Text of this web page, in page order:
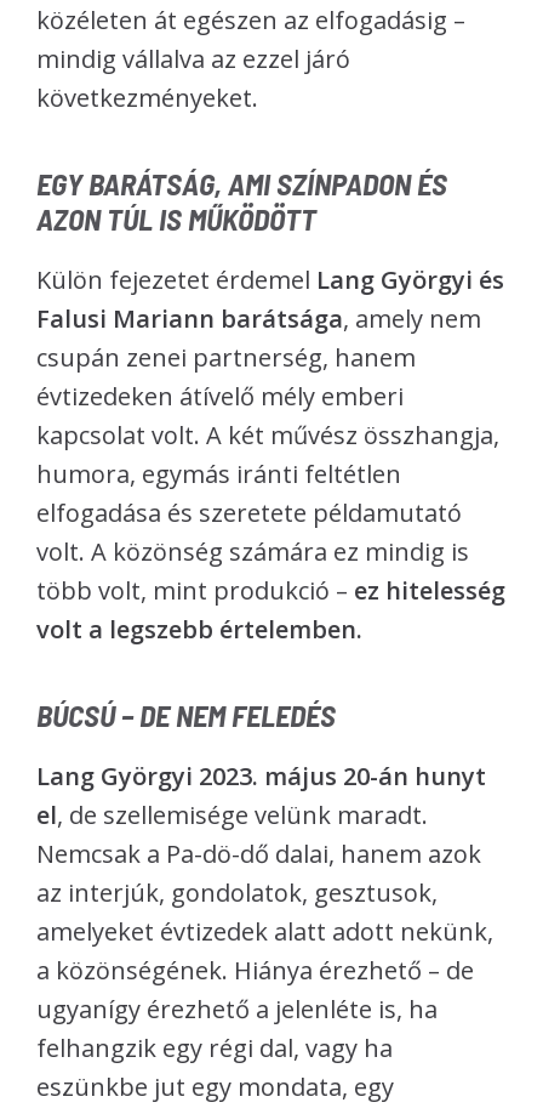
közéleten át egészen az elfogadásig –
mindig vállalva az ezzel járó
következményeket.
EGY BARÁTSÁG, AMI SZÍNPADON ÉS
AZON TÚL IS MŰKÖDÖTT
Külön fejezetet érdemel Lang Györgyi és
Falusi Mariann barátsága, amely nem
csupán zenei partnerség, hanem
évtizedeken átívelő mély emberi
kapcsolat volt. A két művész összhangja,
humora, egymás iránti feltétlen
elfogadása és szeretete példamutató
volt. A közönség számára ez mindig is
több volt, mint produkció – ez hitelesség
volt a legszebb értelemben.
BÚCSÚ – DE NEM FELEDÉS
Lang Györgyi 2023. május 20-án hunyt
el, de szellemisége velünk maradt.
Nemcsak a Pa-dö-dő dalai, hanem azok
az interjúk, gondolatok, gesztusok,
amelyeket évtizedek alatt adott nekünk,
a közönségének. Hiánya érezhető – de
ugyanígy érezhető a jelenléte is, ha
felhangzik egy régi dal, vagy ha
eszünkbe jut egy mondata, egy